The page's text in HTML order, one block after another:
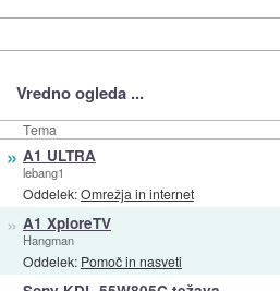
Vredno ogleda ...
Tema
» A1 ULTRA
lebang1
Oddelek:Omrežja in internet
» A1 XploreTV
Hangman
Oddelek: Pomoč in nasveti